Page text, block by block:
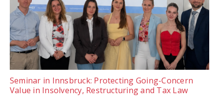
Seminar in Innsbruck: Protecting Going-Concern
Value in Insolvency, Restructuring and Tax Law